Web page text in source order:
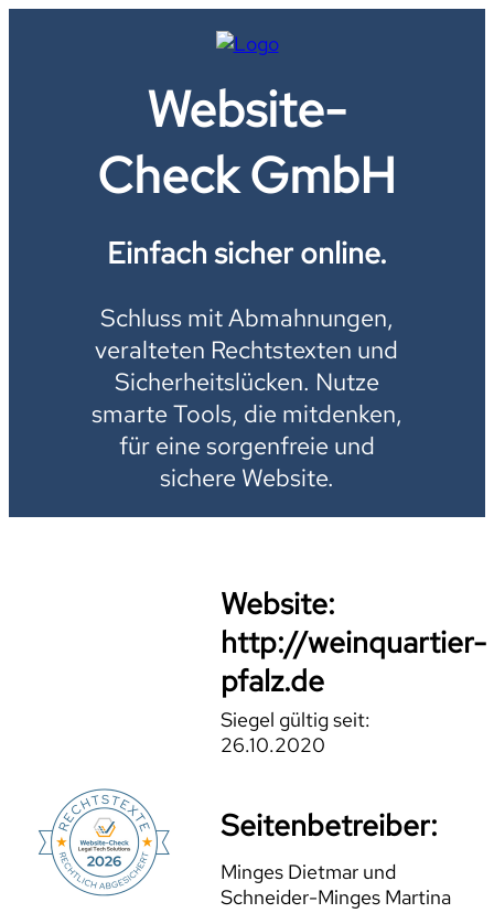
Website-
Check GmbH
Einfach sicher online.
Schluss mit Abmahnungen,
veralteten Rechtstexten und
Sicherheitslücken. Nutze
smarte Tools, die mitdenken,
für eine sorgenfreie und
sichere Website.
Website:
http://weinquartier-
pfalz.de
Siegel gültig seit:
26.10.2020
Seitenbetreiber:
Minges Dietmar und
Schneider-Minges Martina